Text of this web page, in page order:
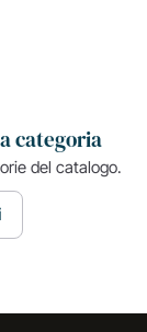
categoria
del catalogo.